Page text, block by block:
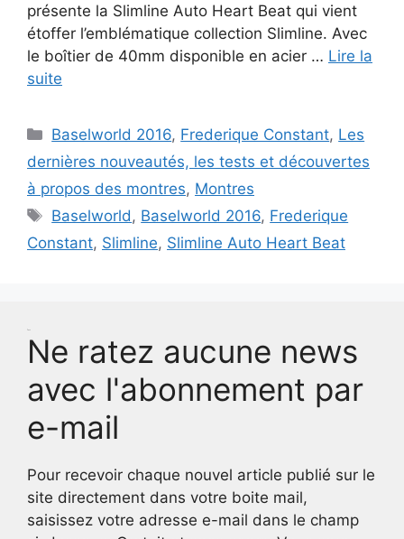
présente la Slimline Auto Heart Beat qui vient
étoffer l’emblématique collection Slimline. Avec
le boîtier de 40mm disponible en acier … Lire la
suite
Catégories
Baselworld 2016, Frederique Constant, Les
dernières nouveautés, les tests et découvertes
à propos des montres, Montres
Étiquettes
Baselworld , Baselworld 2016, Frederique
Constant, Slimline, Slimline Auto Heart Beat
Test
Ne ratez aucune news
avec l'abonnement par
e-mail
Pour recevoir chaque nouvel article publié sur le
site directement dans votre boite mail,
saisissez votre adresse e-mail dans le champ